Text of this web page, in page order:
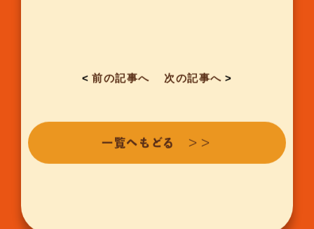
<前の記事へ 次の記事へ >
一覧へもどる ＞＞